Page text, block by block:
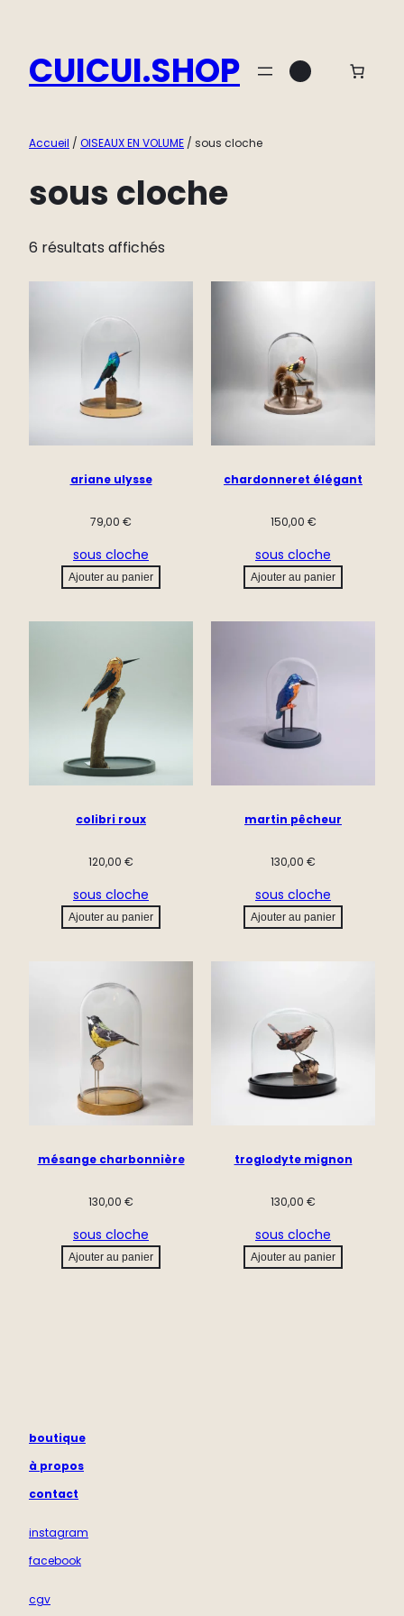
contenu
CUICUI.SHOP Instagram
Accueil / OISEAUX EN VOLUME / sous cloche
sous cloche
6 résultats affichés
ariane ulysse
79,00 €
sous cloche
Ajouter au panier
chardonneret élégant
150,00 €
sous cloche
Ajouter au panier
colibri roux
120,00 €
sous cloche
Ajouter au panier
martin pêcheur
130,00 €
sous cloche
Ajouter au panier
mésange charbonnière
130,00 €
sous cloche
Ajouter au panier
troglodyte mignon
130,00 €
sous cloche
Ajouter au panier
boutique
à propos
contact
instagram
facebook
cgv